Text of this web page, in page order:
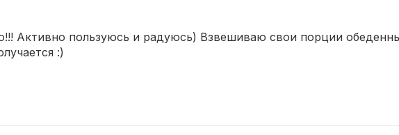
Активно пользуюсь и радуюсь) Взвешиваю свои порции
:)